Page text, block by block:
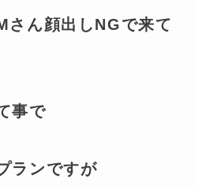
さん顔出しNGで来て
事で
ランですが